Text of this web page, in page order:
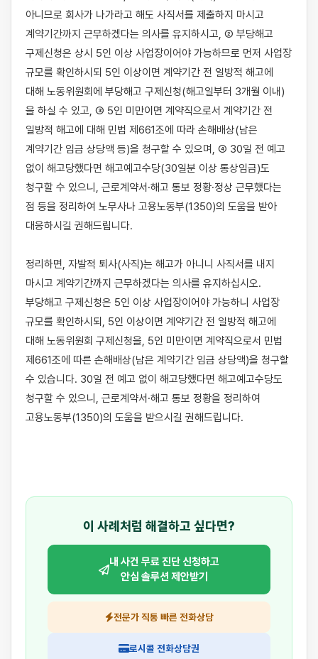
아니므로 회사가 나가라고 해도 사직서를 제출하지 마시고
계약기간까지 근무하겠다는 의사를 유지하시고, ② 부당해고
구제신청은 상시 5인 이상 사업장이어야 가능하므로 먼저 사업장
규모를 확인하시되 5인 이상이면 계약기간 전 일방적 해고에
대해 노동위원회에 부당해고 구제신청(해고일부터 3개월 이내)
을 하실 수 있고, ③ 5인 미만이면 계약직으로서 계약기간 전
일방적 해고에 대해 민법 제661조에 따라 손해배상(남은
계약기간 임금 상당액 등)을 청구할 수 있으며, ④ 30일 전 예고
없이 해고당했다면 해고예고수당(30일분 이상 통상임금)도
청구할 수 있으니, 근로계약서·해고 통보 정황·정상 근무했다는
점 등을 정리하여 노무사나 고용노동부(1350)의 도움을 받아
대응하시길 권해드립니다.
정리하면, 자발적 퇴사(사직)는 해고가 아니니 사직서를 내지
마시고 계약기간까지 근무하겠다는 의사를 유지하십시오.
부당해고 구제신청은 5인 이상 사업장이어야 가능하니 사업장
규모를 확인하시되, 5인 이상이면 계약기간 전 일방적 해고에
대해 노동위원회 구제신청을, 5인 미만이면 계약직으로서 민법
제661조에 따른 손해배상(남은 계약기간 임금 상당액)을 청구할
수 있습니다. 30일 전 예고 없이 해고당했다면 해고예고수당도
청구할 수 있으니, 근로계약서·해고 통보 정황을 정리하여
고용노동부(1350)의 도움을 받으시길 권해드립니다.
이 사례처럼 해결하고 싶다면?
내 사건 무료 진단 신청하고
안심 솔루션 제안받기
전문가 직통 빠른 전화상담
로시콜 전화상담권